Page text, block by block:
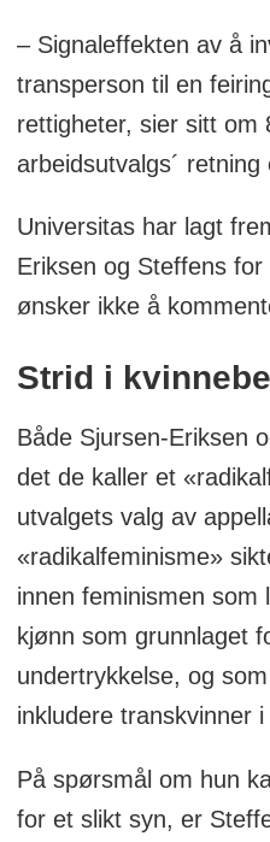
– Signaleffekten av å
transperson til en
rettigheter, sier sitt om
arbeidsutvalgs´
Universitas har lagt
Eriksen og Steffens
ønsker ikke å
Strid i
Både Sjursen-Eriksen
det de kaller et
utvalgets valg av
«radikalfeminisme»
innen feminismen som
kjønn som grunnlaget
undertrykkelse, og
inkludere transkvinner
På spørsmål om hun
for et slikt syn, er